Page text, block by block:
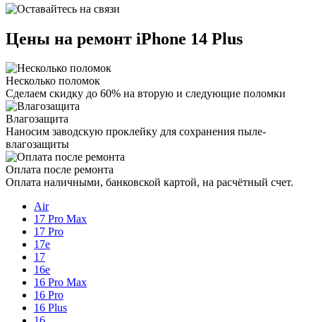
Цены на ремонт iPhone 14 Plus
Несколько поломок
Сделаем скидку до 60% на вторую и следующие поломки
Влагозащита
Наносим заводскую проклейку для сохранения пыле-
влагозащиты
Оплата после ремонта
Оплата наличными, банковской картой, на расчётный счет.
Air
17 Pro Max
17 Pro
17e
17
16e
16 Pro Max
16 Pro
16 Plus